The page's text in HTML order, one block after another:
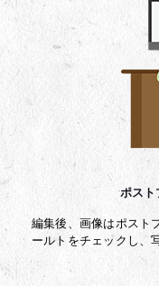
ポスト
編集後、画像はポスト
ールトをチェックし、